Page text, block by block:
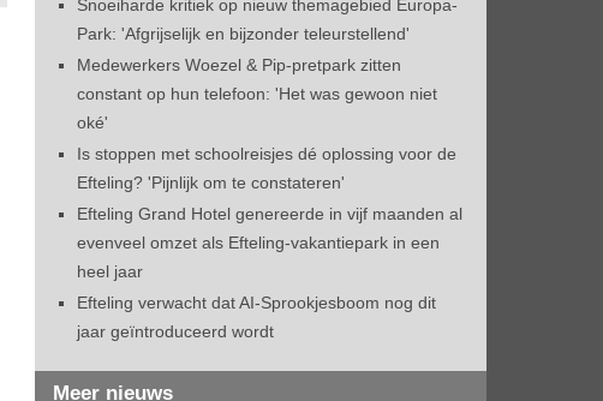
Snoeiharde kritiek op nieuw themagebied Europa-
Park: 'Afgrijselijk en bijzonder teleurstellend'
Medewerkers Woezel & Pip-pretpark zitten
constant op hun telefoon: 'Het was gewoon niet
oké'
Is stoppen met schoolreisjes dé oplossing voor de
Efteling? 'Pijnlijk om te constateren'
Efteling Grand Hotel genereerde in vijf maanden al
evenveel omzet als Efteling-vakantiepark in een
heel jaar
Efteling verwacht dat AI-Sprookjesboom nog dit
jaar geïntroduceerd wordt
Meer nieuws